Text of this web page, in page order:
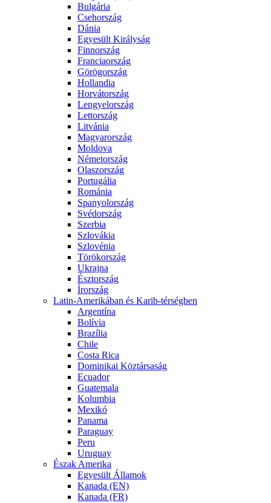
Bulgária
Csehország
Dánia
Egyesült Királyság
Finnország
Franciaország
Görögország
Hollandia
Horvátország
Lengyelország
Lettország
Litvánia
Magyarország
Moldova
Németország
Olaszország
Portugália
Románia
Spanyolország
Svédország
Szerbia
Szlovákia
Szlovénia
Törökország
Ukrajna
Észtország
Írország
Latin-Amerikában és Karib-térségben
Argentína
Bolívia
Brazília
Chile
Costa Rica
Dominikai Köztársaság
Ecuador
Guatemala
Kolumbia
Mexikó
Panama
Paraguay
Peru
Uruguay
Észak Amerika
Egyesült Államok
Kanada (EN)
Kanada (FR)